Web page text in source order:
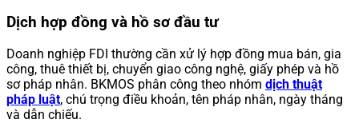
Dịch hợp đồng và hồ sơ đầu tư
Doanh nghiệp FDI thường cần xử lý hợp đồng mua bán, gia
công, thuê thiết bị, chuyển giao công nghệ, giấy phép và hồ
sơ pháp nhân. BKMOS phân công theo nhóm dịch thuật
pháp luật, chú trọng điều khoản, tên pháp nhân, ngày tháng
và dẫn chiếu.